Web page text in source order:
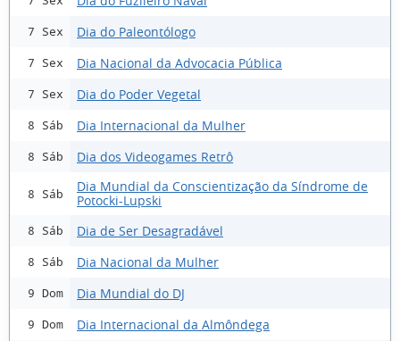
7 Sex Dia do Paleontólogo
7 Sex Dia Nacional da Advocacia Pública
7 Sex Dia do Poder Vegetal
8 Sáb Dia Internacional da Mulher
8 Sáb Dia dos Videogames Retrô
8 Sáb
Dia Mundial da Conscientização da Síndrome de
Potocki-Lupski
8 Sáb Dia de Ser Desagradável
8 Sáb Dia Nacional da Mulher
9 Dom Dia Mundial do DJ
9 Dom Dia Internacional da Almôndega